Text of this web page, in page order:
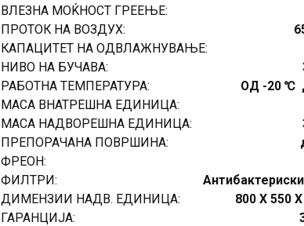
ВЛЕЗНА МОЌНОСТ ГРЕЕЊЕ:
ПРОТОК НА ВОЗДУХ:
КАПАЦИТЕТ НА ОДВЛАЖНУВАЊЕ:
НИВО НА БУЧАВА:
РАБОТНА ТЕМПЕРАТУРА:
ОД -20 ℃
МАСА ВНАТРЕШНА ЕДИНИЦА:
МАСА НАДВОРЕШНА ЕДИНИЦА:
ПРЕПОРАЧАНА ПОВРШИНА:
ФРЕОН:
ФИЛТРИ:
ДИМЕНЗИИ НАДВ. ЕДИНИЦА:
800 X 550
ГАРАНЦИЈА: